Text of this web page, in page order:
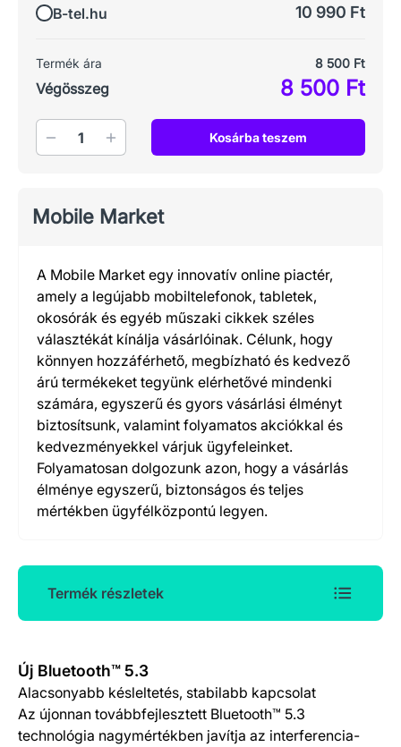
B-tel.hu 10 990 Ft
Termék ára 8 500 Ft
Végösszeg 8 500 Ft
Mennyiség Kosárba teszem
Mobile Market
A Mobile Market egy innovatív online piactér,
amely a legújabb mobiltelefonok, tabletek,
okosórák és egyéb műszaki cikkek széles
választékát kínálja vásárlóinak. Célunk, hogy
könnyen hozzáférhető, megbízható és kedvező
árú termékeket tegyünk elérhetővé mindenki
számára, egyszerű és gyors vásárlási élményt
biztosítsunk, valamint folyamatos akciókkal és
kedvezményekkel várjuk ügyfeleinket.
Folyamatosan dolgozunk azon, hogy a vásárlás
élménye egyszerű, biztonságos és teljes
mértékben ügyfélközpontú legyen.
Termék részletek
Termék részletek
Új Bluetooth™ 5.3
Alacsonyabb késleltetés, stabilabb kapcsolat
Az újonnan továbbfejlesztett Bluetooth™ 5.3
technológia nagymértékben javítja az interferencia-